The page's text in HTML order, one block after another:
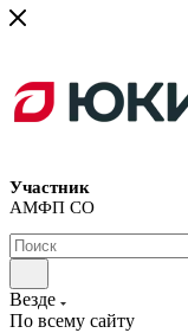
Участник
АМФП СО
Везде
По всему сайту